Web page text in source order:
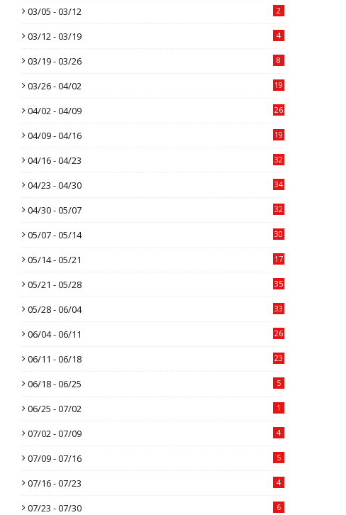
03/05 - 03/12 2
03/12 - 03/19 4
03/19 - 03/26 8
03/26 - 04/02 19
04/02 - 04/09 26
04/09 - 04/16 19
04/16 - 04/23 32
04/23 - 04/30 34
04/30 - 05/07 32
05/07 - 05/14 30
05/14 - 05/21 17
05/21 - 05/28 35
05/28 - 06/04 33
06/04 - 06/11 26
06/11 - 06/18 23
06/18 - 06/25 5
06/25 - 07/02 1
07/02 - 07/09 4
07/09 - 07/16 5
07/16 - 07/23 4
07/23 - 07/30 6